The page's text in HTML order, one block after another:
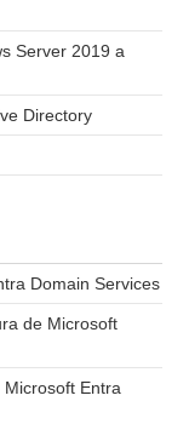
Server 2019 a
Directory
Domain Services
de Microsoft
Entra